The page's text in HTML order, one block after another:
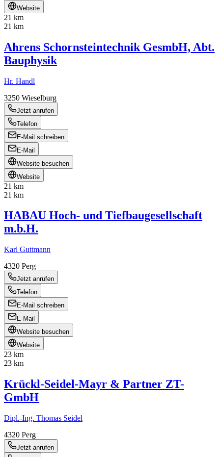
Website
21 km
21 km
Ahrens Schornsteintechnik GesmbH, Abt.
Bauphysik
Hr. Handl
3250 Wieselburg
Jetzt anrufen
Telefon
E-Mail schreiben
E-Mail
Website besuchen
Website
21 km
21 km
HABAU Hoch- und Tiefbaugesellschaft
m.b.H.
Karl Guttmann
4320 Perg
Jetzt anrufen
Telefon
E-Mail schreiben
E-Mail
Website besuchen
Website
23 km
23 km
Krückl-Seidel-Mayr & Partner ZT-
GmbH
Dipl.-Ing. Thomas Seidel
4320 Perg
Jetzt anrufen